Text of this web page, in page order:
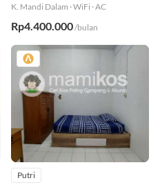
K. Mandi Dalam ·WiFi ·AC
Rp4.400.000/bulan
Putri